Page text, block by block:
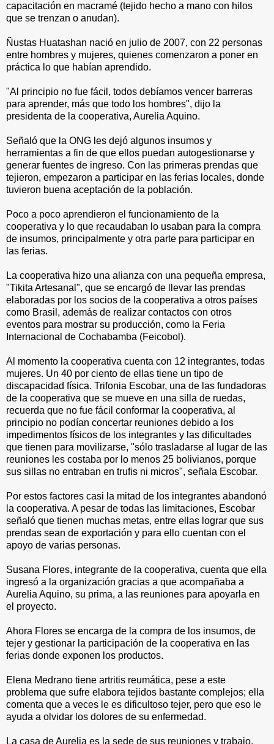
capacitación en macramé (tejido hecho a mano con hilos
que se trenzan o anudan).
Ñustas Huatashan nació en julio de 2007, con 22 personas
entre hombres y mujeres, quienes comenzaron a poner en
práctica lo que habían aprendido.
"Al principio no fue fácil, todos debíamos vencer barreras
para aprender, más que todo los hombres", dijo la
presidenta de la cooperativa, Aurelia Aquino.
Señaló que la ONG les dejó algunos insumos y
herramientas a fin de que ellos puedan autogestionarse y
generar fuentes de ingreso. Con las primeras prendas que
tejieron, empezaron a participar en las ferias locales, donde
tuvieron buena aceptación de la población.
Poco a poco aprendieron el funcionamiento de la
cooperativa y lo que recaudaban lo usaban para la compra
de insumos, principalmente y otra parte para participar en
las ferias.
La cooperativa hizo una alianza con una pequeña empresa,
"Tikita Artesanal", que se encargó de llevar las prendas
elaboradas por los socios de la cooperativa a otros países
como Brasil, además de realizar contactos con otros
eventos para mostrar su producción, como la Feria
Internacional de Cochabamba (Feicobol).
Al momento la cooperativa cuenta con 12 integrantes, todas
mujeres. Un 40 por ciento de ellas tiene un tipo de
discapacidad física. Trifonia Escobar, una de las fundadoras
de la cooperativa que se mueve en una silla de ruedas,
recuerda que no fue fácil conformar la cooperativa, al
principio no podían concertar reuniones debido a los
impedimentos físicos de los integrantes y las dificultades
que tienen para movilizarse, "sólo trasladarse al lugar de las
reuniones les costaba por lo menos 25 bolivianos, porque
sus sillas no entraban en trufis ni micros", señala Escobar.
Por estos factores casi la mitad de los integrantes abandonó
la cooperativa. A pesar de todas las limitaciones, Escobar
señaló que tienen muchas metas, entre ellas lograr que sus
prendas sean de exportación y para ello cuentan con el
apoyo de varias personas.
Susana Flores, integrante de la cooperativa, cuenta que ella
ingresó a la organización gracias a que acompañaba a
Aurelia Aquino, su prima, a las reuniones para apoyarla en
el proyecto.
Ahora Flores se encarga de la compra de los insumos, de
tejer y gestionar la participación de la cooperativa en las
ferias donde exponen los productos.
Elena Medrano tiene artritis reumática, pese a este
problema que sufre elabora tejidos bastante complejos; ella
comenta que a veces le es dificultoso tejer, pero que eso le
ayuda a olvidar los dolores de su enfermedad.
La casa de Aurelia es la sede de sus reuniones y trabajo,